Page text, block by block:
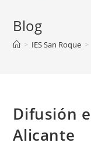
Blog
> IES San Roque >
Difusión
Alicante